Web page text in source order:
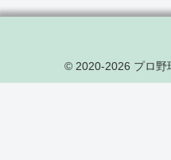
© 2020-2026 プロ野